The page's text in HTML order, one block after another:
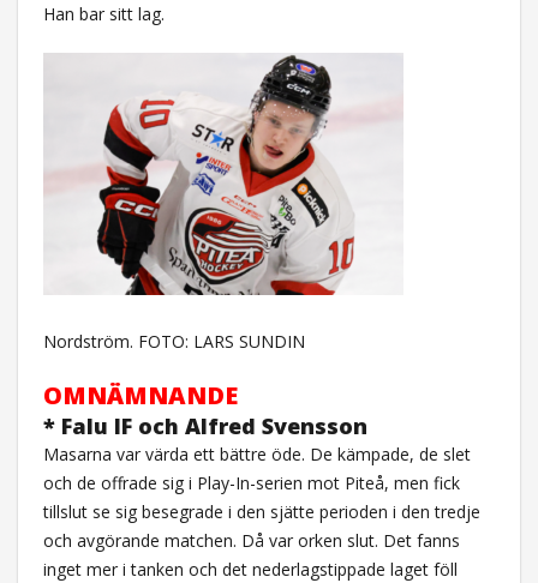
Han bar sitt lag.
Nordström. FOTO: LARS SUNDIN
OMNÄMNANDE
* Falu IF och Alfred Svensson
Masarna var värda ett bättre öde. De kämpade, de slet
och de offrade sig i Play-In-serien mot Piteå, men fick
tillslut se sig besegrade i den sjätte perioden i den tredje
och avgörande matchen. Då var orken slut. Det fanns
inget mer i tanken och det nederlagstippade laget föll